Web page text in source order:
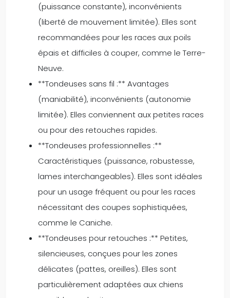
(puissance constante), inconvénients
(liberté de mouvement limitée). Elles sont
recommandées pour les races aux poils
épais et difficiles à couper, comme le Terre-
Neuve.
**Tondeuses sans fil :** Avantages
(maniabilité), inconvénients (autonomie
limitée). Elles conviennent aux petites races
ou pour des retouches rapides.
**Tondeuses professionnelles :**
Caractéristiques (puissance, robustesse,
lames interchangeables). Elles sont idéales
pour un usage fréquent ou pour les races
nécessitant des coupes sophistiquées,
comme le Caniche.
**Tondeuses pour retouches :** Petites,
silencieuses, conçues pour les zones
délicates (pattes, oreilles). Elles sont
particulièrement adaptées aux chiens